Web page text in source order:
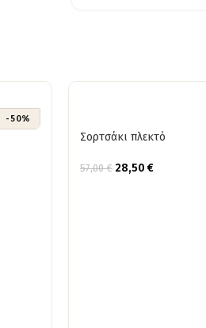
-50%
Σορτσάκι πλεκτό
57,00€ 28,50 €